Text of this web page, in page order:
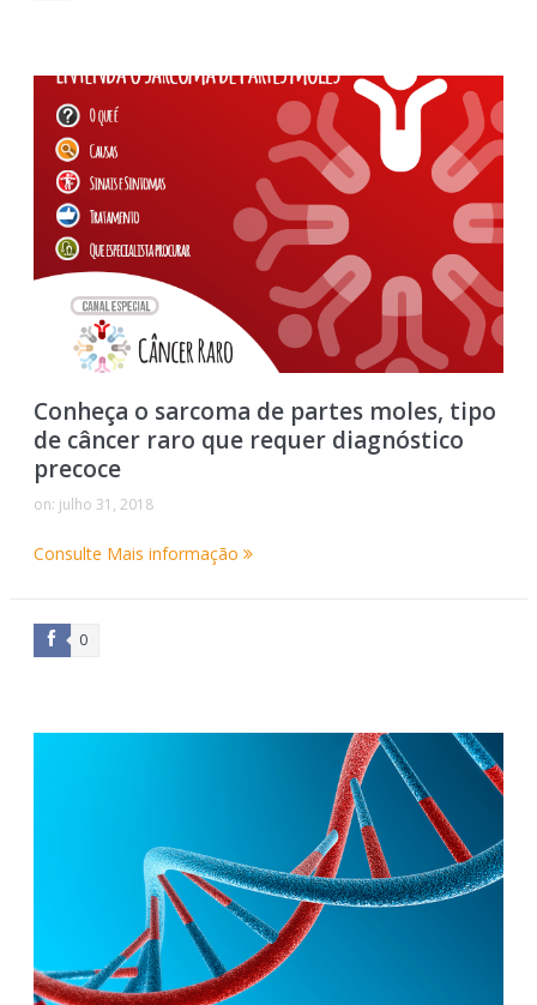
Conheça o sarcoma de partes moles, tipo
de câncer raro que requer diagnóstico
precoce
on: julho 31, 2018
Consulte Mais informação
0